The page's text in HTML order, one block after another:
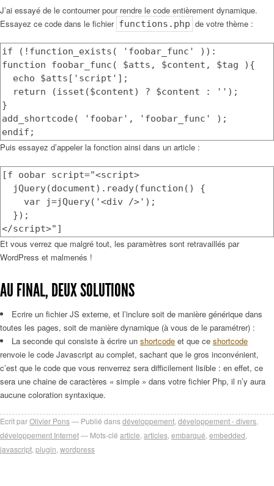
J’ai essayé de le contourner pour rendre le code entièrement dynamique.
Essayez ce code dans le fichier functions.php de votre thème :
if (!function_exists( 'foobar_func' )):
function foobar_func( $atts, $content, $tag ){
echo $atts['script'];
return (isset($content) ? $content : '');
}
add_shortcode( 'foobar', 'foobar_func' );
endif;
Puis essayez d’appeler la fonction ainsi dans un article :
[f oobar script="<script>
jQuery(document).ready(function() {
var j=jQuery('<div />');
});
</script>"]
Et vous verrez que malgré tout, les paramètres sont retravaillés par
WordPress et malmenés !
AU FINAL, DEUX SOLUTIONS
Ecrire un fichier JS externe, et l’inclure soit de manière générique dans
toutes les pages, soit de manière dynamique (à vous de le paramétrer) :
La seconde qui consiste à écrire un shortcode et que ce shortcode
renvoie le code Javascript au complet, sachant que le gros inconvénient,
c’est que le code que vous renverrez sera difficilement lisible : en effet, ce
sera une chaine de caractères « simple » dans votre fichier Php, il n’y aura
aucune coloration syntaxique.
Ecrit parOlivier Pons Publié dansdéveloppement développement - divers
développement Internet
Mots-clé article articles embarqué embedded
javascript plugin wordpress